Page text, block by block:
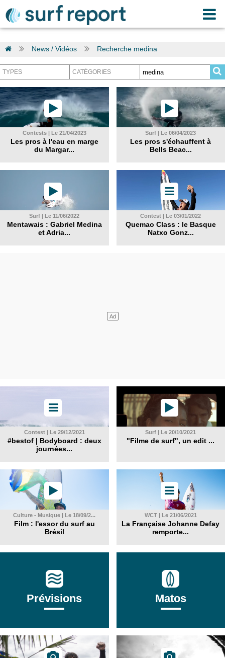
News / Vidéos Recherche medina
Contests | Le 21/04/2023
Les pros à l'eau en marge
du Margar...
Surf | Le 06/04/2023
Les pros s'échauffent à
Bells Beac...
Surf | Le 11/06/2022
Mentawais : Gabriel Medina
et Adria...
Contest | Le 03/01/2022
Quemao Class : le Basque
Natxo Gonz...
Contest | Le 29/12/2021
#bestof | Bodyboard : deux
journées...
Surf | Le 20/10/2021
"Filme de surf", un edit ...
Culture - Musique | Le 18/09/2...
Film : l'essor du surf au
Brésil
WCT | Le 21/06/2021
La Française Johanne Defay
remporte...
Prévisions Matos